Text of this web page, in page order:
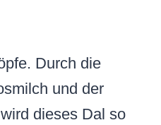
Durch die
und der
dieses Dal so